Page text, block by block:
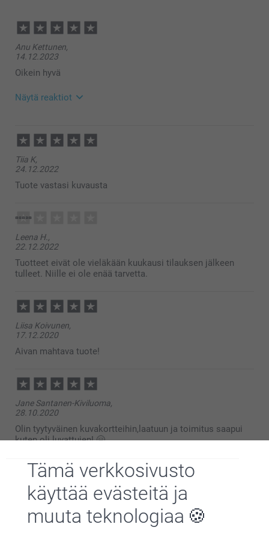
Tämä verkkosivusto
käyttää evästeitä ja
muuta teknologiaa
Anu Kettunen,
14.12.2023
Oikein hyvä
Näytä reaktiot
11:23
Hei Anu!
iloisia siitä että pidät tilaamista pakettikorteista!
Toivottavasti näemme pian taas smartphoto.fi -
Tiia K,
24.12.2022
Tuote vastasi kuvausta
Leena H.,
22.12.2022
Tuotteet eivät ole vieläkään kuukausi tilauksen jälkeen
tulleet. Niille ei ole enää tarvetta.
Liisa Koivunen,
17.12.2020
Aivan mahtava tuote!
Jane Santanen-Kiviluoma,
28.10.2020
Olin tyytyväinen kuvakortteihin,laatuun ja toimitus saapui
kuten oli luvattujen! 🤗
Liittyvät tuotteet